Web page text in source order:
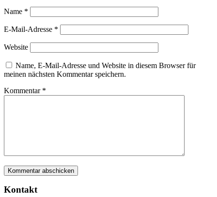
Name *
E-Mail-Adresse *
Website
Name, E-Mail-Adresse und Website in diesem Browser für
meinen nächsten Kommentar speichern.
Kommentar *
Kontakt